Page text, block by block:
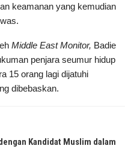
keamanan yang kemudian
Middle East Monitor, Badie
penjara seumur hidup
15 orang lagi dijatuhi
dibebaskan.
Kandidat Muslim dalam